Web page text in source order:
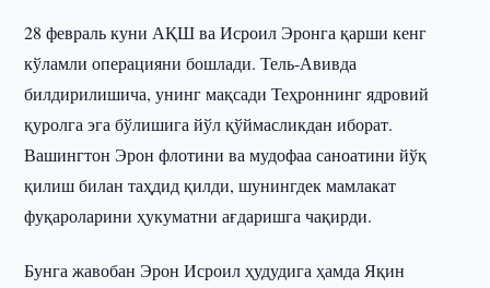
28 февраль куни АҚШ ва Исроил Эронга қарши кенг
кўламли операцияни бошлади. Тель-Авивда
билдирилишича, унинг мақсади Теҳроннинг ядровий
қуролга эга бўлишига йўл қўймасликдан иборат.
Вашингтон Эрон флотини ва мудофаа саноатини йўқ
қилиш билан таҳдид қилди, шунингдек мамлакат
фуқароларини ҳукуматни ағдаришга чақирди.
Бунга жавобан Эрон Исроил ҳудудига ҳамда Яқин